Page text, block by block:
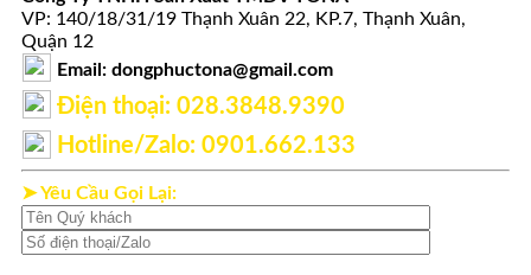
VP: 140/18/31/19 Thạnh Xuân 22, KP.7, Thạnh Xuân,
Quận 12
Email: dongphuctona@gmail.com
Điện thoại: ‭028.3848.9390‬
Hotline/Zalo: 0901.662.133
➤ Yêu Cầu Gọi Lại: